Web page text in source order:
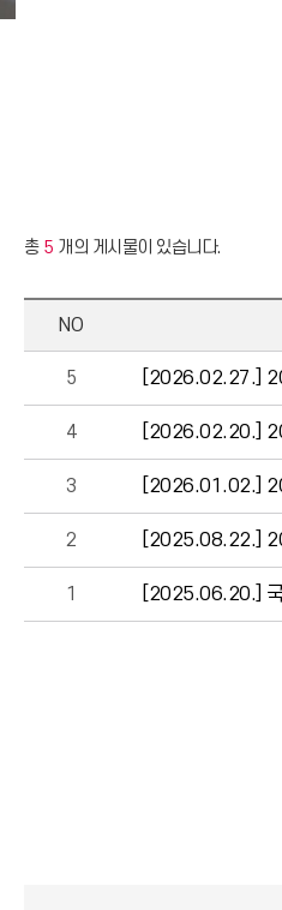
총 5 개의 게시물이 있습니다.
NO
5 [2026.02.27.]
4 [2026.02.20.]
3 [2026.01.02.]
2 [2025.08.22.]
1 [2025.06.20.]